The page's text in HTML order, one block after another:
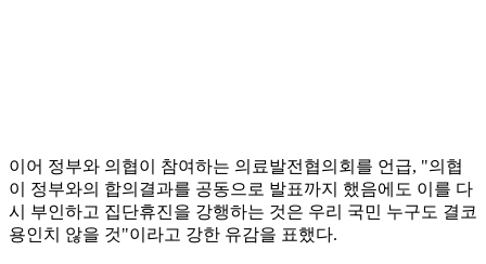
이어 정부와 의협이 참여하는 의료발전협의회를 언급, "의협
이 정부와의 합의결과를 공동으로 발표까지 했음에도 이를 다
시 부인하고 집단휴진을 강행하는 것은 우리 국민 누구도 결코
용인치 않을 것"이라고 강한 유감을 표했다.